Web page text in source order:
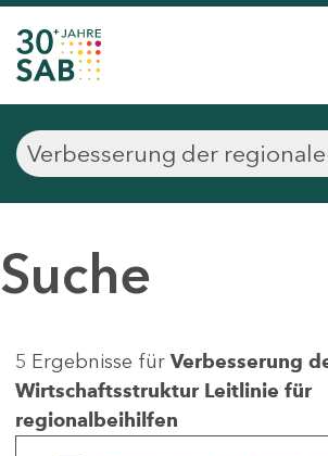
Suche
5 Ergebnisse für Verbesserung
Wirtschaftsstruktur Leitlinie für
regionalbeihilfen